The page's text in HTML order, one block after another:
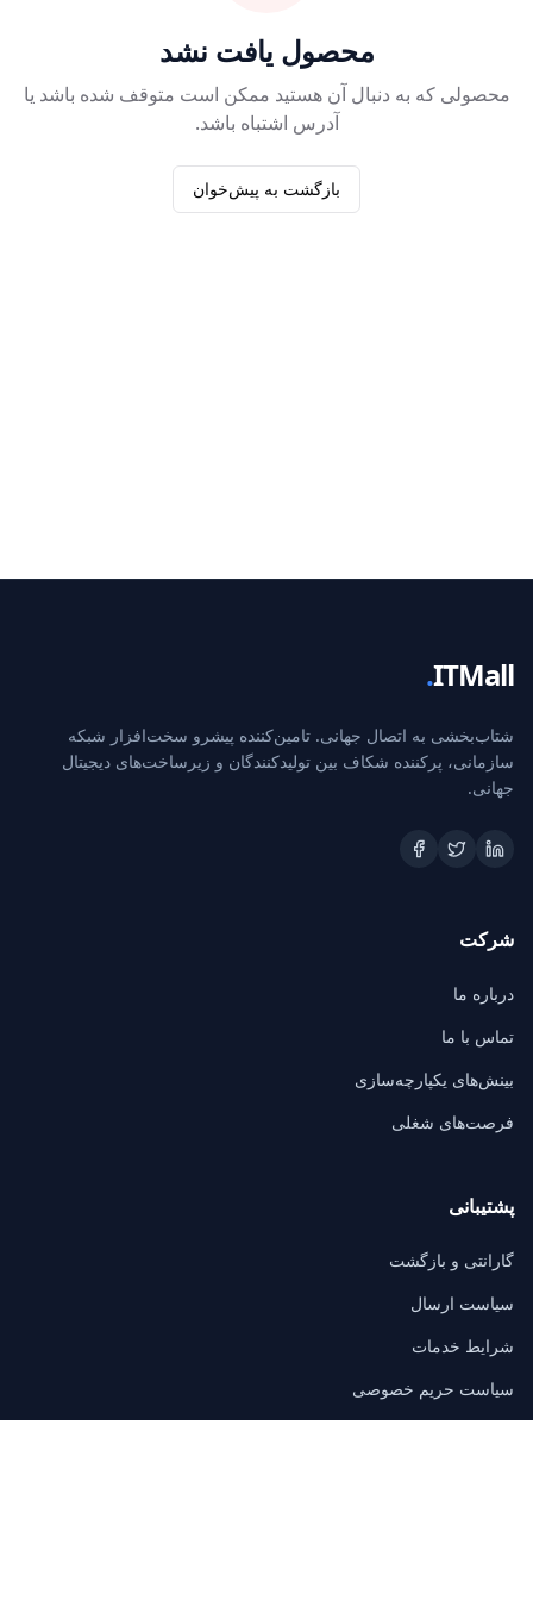
محصول یافت نشد
محصولی که به دنبال آن هستید ممکن است متوقف شده باشد یا
آدرس اشتباه باشد.
بازگشت به پیش‌خوان
ITMall
.
شتاب‌بخشی به اتصال جهانی. تامین‌کننده پیشرو سخت‌افزار شبکه
سازمانی، پرکننده شکاف بین تولیدکنندگان و زیرساخت‌های دیجیتال
جهانی.
شرکت
درباره ما
تماس با ما
بینش‌های یکپارچه‌سازی
فرصت‌های شغلی
پشتیبانی
گارانتی و بازگشت
سیاست ارسال
شرایط خدمات
سیاست حریم خصوصی